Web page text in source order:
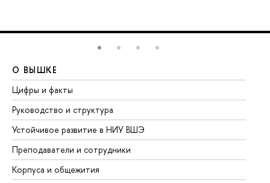
О ВЫШКЕ
Цифры и факты
Руководство и структура
Устойчивое развитие в НИУ ВШЭ
Преподаватели и сотрудники
Корпуса и общежития